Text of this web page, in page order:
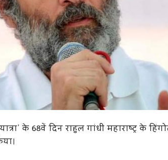
के 68वें दिन राहुल गांधी महाराष्ट्र के